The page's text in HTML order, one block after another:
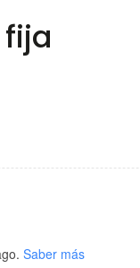
Saber más